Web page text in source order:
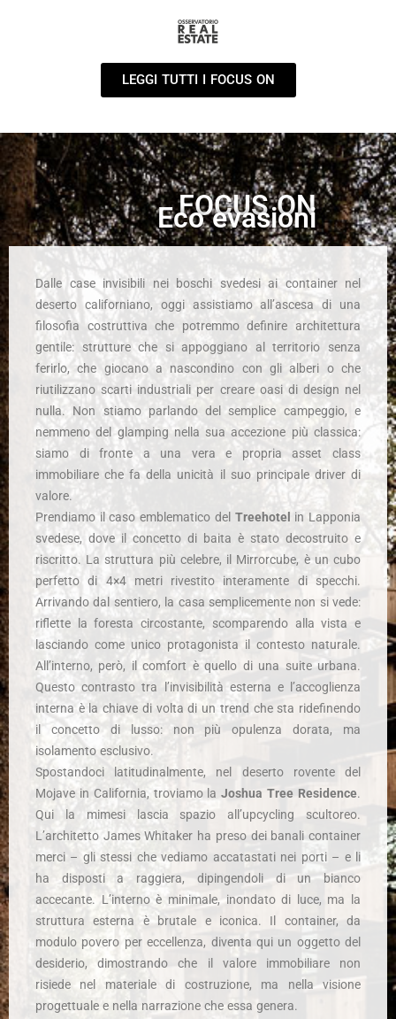
LEGGI TUTTI I FOCUS ON
FOCUS ON
Eco evasioni
Dalle case invisibili nei boschi svedesi ai container nel
deserto californiano, oggi assistiamo all’ascesa di una
filosofia costruttiva che potremmo definire architettura
gentile: strutture che si appoggiano al territorio senza
ferirlo, che giocano a nascondino con gli alberi o che
riutilizzano scarti industriali per creare oasi di design nel
nulla. Non stiamo parlando del semplice campeggio, e
nemmeno del glamping nella sua accezione più classica:
siamo di fronte a una vera e propria asset class
immobiliare che fa della unicità il suo principale driver di
valore.
Prendiamo il caso emblematico del Treehotel in Lapponia
svedese, dove il concetto di baita è stato decostruito e
riscritto. La struttura più celebre, il Mirrorcube, è un cubo
perfetto di 4×4 metri rivestito interamente di specchi.
Arrivando dal sentiero, la casa semplicemente non si vede:
riflette la foresta circostante, scomparendo alla vista e
lasciando come unico protagonista il contesto naturale.
All’interno, però, il comfort è quello di una suite urbana.
Questo contrasto tra l’invisibilità esterna e l’accoglienza
interna è la chiave di volta di un trend che sta ridefinendo
il concetto di lusso: non più opulenza dorata, ma
isolamento esclusivo.
Spostandoci latitudinalmente, nel deserto rovente del
Mojave in California, troviamo laJoshua Tree Residence.
Qui la mimesi lascia spazio all’upcycling scultoreo.
L’architetto James Whitaker ha preso dei banali container
merci – gli stessi che vediamo accatastati nei porti – e li
ha disposti a raggiera, dipingendoli di un bianco
accecante. L’interno è minimale, inondato di luce, ma la
struttura esterna è brutale e iconica. Il container, da
modulo povero per eccellenza, diventa qui un oggetto del
desiderio, dimostrando che il valore immobiliare non
risiede nel materiale di costruzione, ma nella visione
progettuale e nella narrazione che essa genera.